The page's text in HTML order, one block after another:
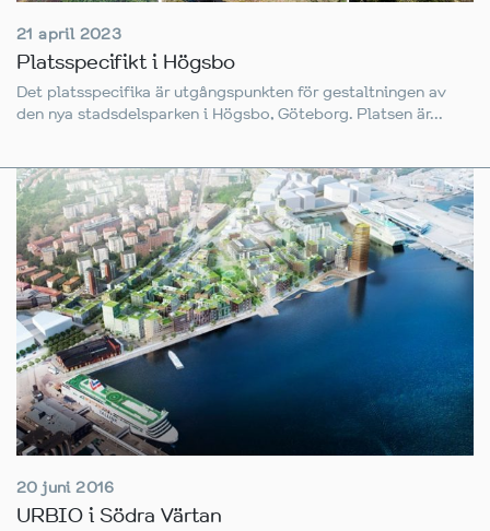
21 april 2023
Platsspecifikt i Högsbo
Det platsspecifika är utgångspunkten för gestaltningen av
den nya stadsdelsparken i Högsbo, Göteborg. Platsen är...
20 juni 2016
URBIO i Södra Värtan